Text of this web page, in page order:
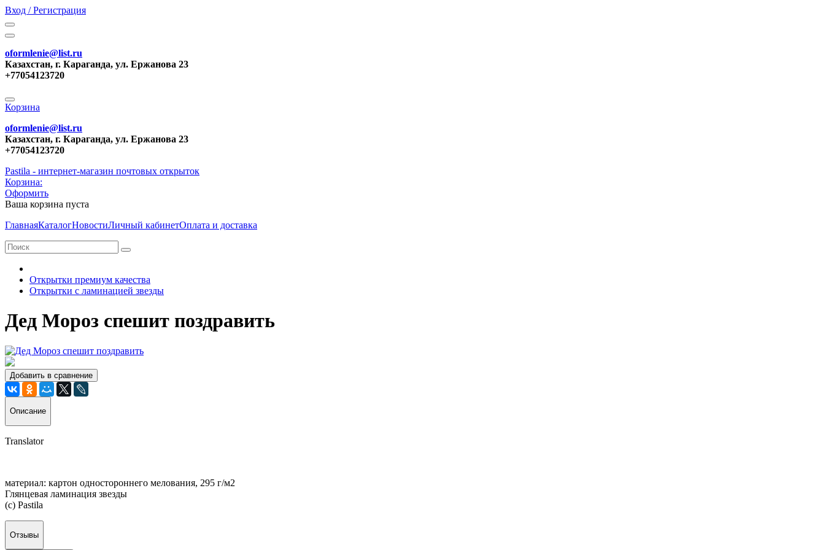
Вход / Регистрация
oformlenie@list.ru
Казахстан, г. Караганда, ул. Ержанова 23
+77054123720
Корзина
oformlenie@list.ru
Казахстан, г. Караганда, ул. Ержанова 23
+77054123720
Pastila - интернет-магазин почтовых открыток
Корзина:
Оформить
Ваша корзина пуста
ГлавнаяКаталогНовостиЛичный кабинетОплата и доставка
Открытки премиум качества
Открытки с ламинацией звезды
Дед Мороз спешит поздравить
Добавить в сравнение
Описание
Translator
материал: картон одностороннего мелования, 295 г/м2
Глянцевая ламинация звезды
(с) Pastila
Отзывы